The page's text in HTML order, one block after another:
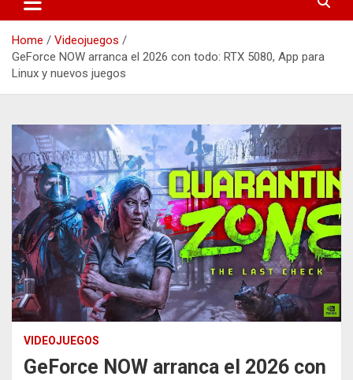
Home
Videojuegos
GeForce NOW arranca el 2026 con todo: RTX 5080, App para
Linux y nuevos juegos
VIDEOJUEGOS
GeForce NOW arranca el 2026 con